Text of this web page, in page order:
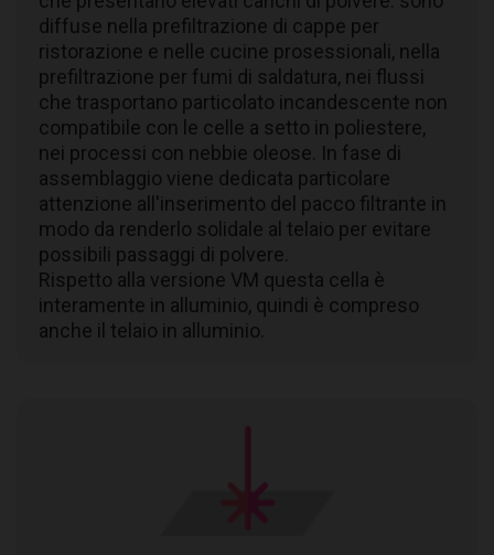
diffuse nella prefiltrazione di cappe per
ristorazione e nelle cucine prosessionali, nella
prefiltrazione per fumi di saldatura, nei flussi
che trasportano particolato incandescente non
compatibile con le celle a setto in poliestere,
nei processi con nebbie oleose. In fase di
assemblaggio viene dedicata particolare
attenzione all'inserimento del pacco filtrante in
modo da renderlo solidale al telaio per evitare
possibili passaggi di polvere.
Rispetto alla versione VM questa cella è
interamente in alluminio, quindi è compreso
anche il telaio in alluminio.